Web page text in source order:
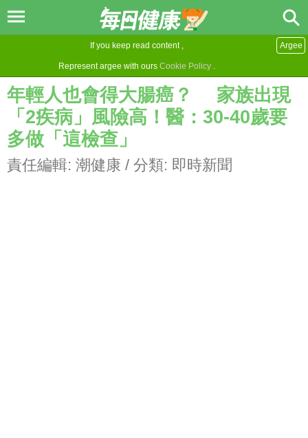
If you keep read content ,
Represent argee with ours Cookie Policy .
Argee
年輕人也會得大腸癌？ 家族出現
「2疾病」風險高！醫：30-40歲要
多做「這檢查」
責任編輯: 潮健康 / 分類: 即時新聞